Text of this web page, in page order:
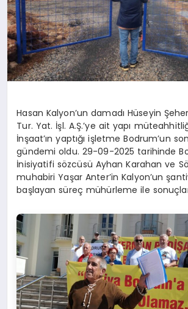
☰
Hasan Kalyon’un damadı Hüseyin
Tur. Yat. İşl. A.Ş.’ye ait yapı
İnşaat’ın yaptığı işletme Bodrum’un
gündemi oldu. 29-09-2025 tarihinde
İnisiyatifi sözcüsü Ayhan Karahan ve
muhabiri Yaşar Anter’in Kalyon’un
başlayan süreç mühürleme ile